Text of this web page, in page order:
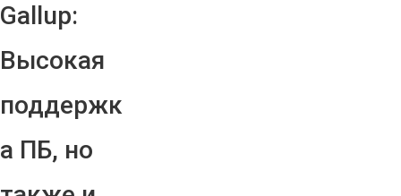
Gallup:
Высокая
поддержк
а ПБ, но